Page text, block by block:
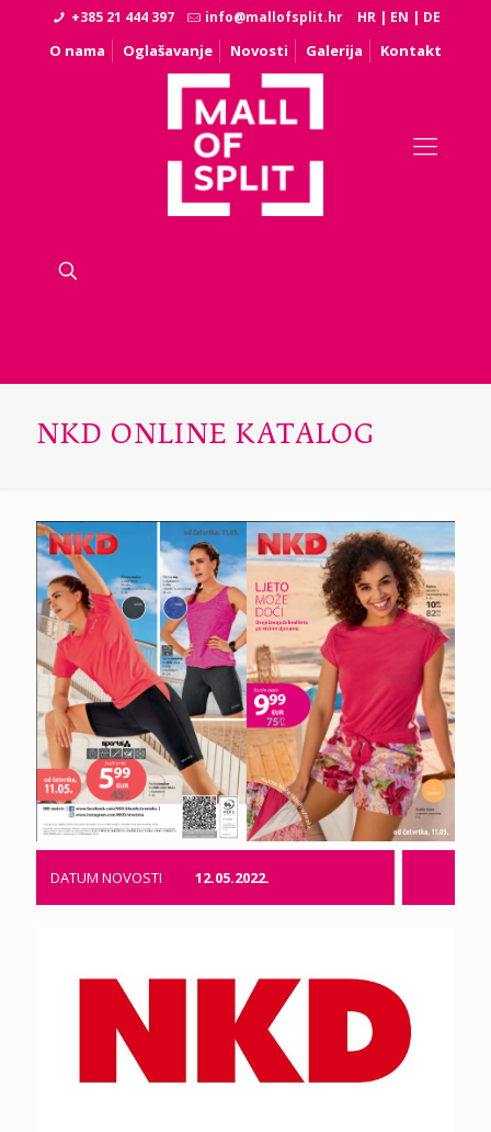
+385 21 444 397 info@mallofsplit.hr HR | EN | DE
O nama Oglašavanje Novosti Galerija Kontakt
NKD ONLINE KATALOG
DATUM NOVOSTI 12.05.2022.